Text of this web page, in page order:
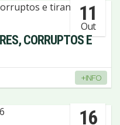
11
Out
CORRUPTOS E
+INFO
16